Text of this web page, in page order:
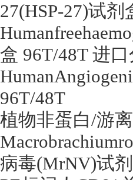
27(HSP-27)试剂
盒 96T/48T 进口
96T/48T
植物非蛋白/游
病毒(MrNV)试